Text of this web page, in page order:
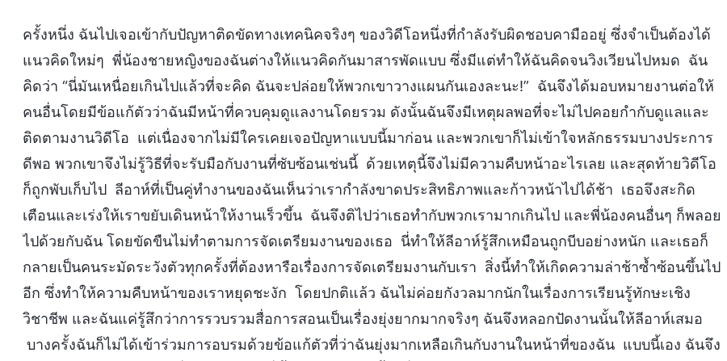
ครั้งหนึ่ง ฉันไปเจอเข้ากับปัญหาติดขัดทางเทคนิคจริงๆ ของวิดีโอหนึ่งที่กำลังรับผิดชอบคามืออยู่ ซึ่งจำเป็นต้องได้
แนวคิดใหม่ๆ พี่น้องชายหญิงของฉันต่างให้แนวคิดกันมาสารพัดแบบ ซึ่งมีแต่ทำให้ฉันคิดจนวิงเวียนไปหมด ฉัน
คิดว่า “นี่มันเหนื่อยเกินไปแล้วที่จะคิด ฉันจะปล่อยให้พวกเขาวางแผนกันเองละนะ!” ฉันจึงได้มอบหมายงานต่อให้
คนอื่นโดยมีข้อแก้ตัวว่าฉันมีหน้าที่ควบคุมดูแลงานโดยรวม ดังนั้นฉันจึงมีเหตุผลพอที่จะไม่ไปคอยกำกับดูแลและ
ติดตามงานวิดีโอ แต่เนื่องจากไม่มีใครเคยเจอปัญหาแบบนี้มาก่อน และพวกเขาก็ไม่เข้าใจหลักธรรมบางประการ
ดีพอ พวกเขาจึงไม่รู้วิธีที่จะรับมือกับงานที่ซับซ้อนเช่นนี้ ด้วยเหตุนี้จึงไม่มีความคืบหน้าอะไรเลย และสุดท้ายวิดีโอ
ก็ถูกพับเก็บไป ลีอาห์ที่เป็นคู่ทำงานของฉันเห็นว่าเรากำลังขาดประสิทธิภาพและก้าวหน้าไปได้ช้า เธอจึงสะกิด
เตือนและเร่งให้เราขยับเดินหน้าให้งานเร็วขึ้น ฉันจึงติไปว่าเธอทำกับพวกเรามากเกินไป และพี่น้องคนอื่นๆ ก็พลอย
ไปด้วยกับฉัน โดยขัดขืนไม่ทำตามการจัดเตรียมงานของเธอ นี่ทำให้ลีอาห์รู้สึกเหมือนถูกบีบอย่างหนัก และเธอก็
กลายเป็นคนระมัดระวังตัวทุกครั้งที่ต้องหารือเรื่องการจัดเตรียมงานกับเรา สิ่งนี้ทำให้เกิดความล่าช้าซ้ำซ้อนขึ้นไป
อีก ซึ่งทำให้ความคืบหน้าของเราหยุดชะงัก โดยปกติแล้ว ฉันไม่ค่อยกังวลมากนักในเรื่องการเรียนรู้ทักษะเชิง
วิชาชีพ และฉันแค่รู้สึกว่าการรวบรวมสื่อการสอนเป็นเรื่องยุ่งยากมากจริงๆ ฉันจึงหลอกปัดงานนั้นให้ลีอาห์เสมอ
บางครั้งฉันก็ไม่ได้เข้าร่วมการอบรมด้วยข้อแก้ตัวที่ว่าฉันยุ่งมากเหลือเกินกับงานในหน้าที่ของฉัน แบบนี้เอง ฉันจึง